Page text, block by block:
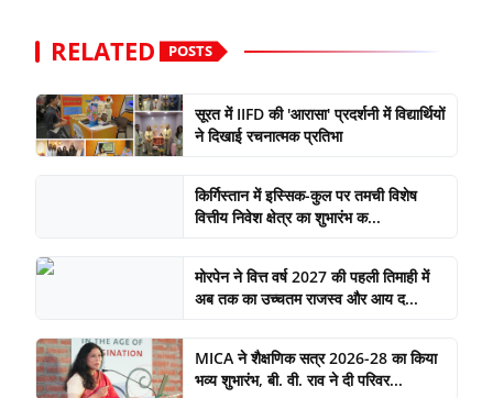
RELATED POSTS
सूरत में IIFD की 'आरासा' प्रदर्शनी में विद्यार्थियों
ने दिखाई रचनात्मक प्रतिभा
किर्गिस्तान में इस्सिक-कुल पर तमची विशेष
वित्तीय निवेश क्षेत्र का शुभारंभ क...
मोरपेन ने वित्त वर्ष 2027 की पहली तिमाही में
अब तक का उच्चतम राजस्व और आय द...
MICA ने शैक्षणिक सत्र 2026-28 का किया
भव्य शुभारंभ, बी. वी. राव ने दी परिवर...